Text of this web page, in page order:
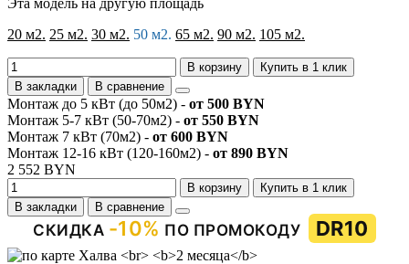
20 м2. 25 м2. 30 м2. 50 м2. 65 м2. 90 м2. 105 м2.
В корзину
Купить в 1 клик
В закладки
В сравнение
Монтаж до 5 кВт (до 50м2) - от 500 BYN
Монтаж 5-7 кВт (50-70м2) - от 550 BYN
Монтаж 7 кВт (70м2) - от 600 BYN
Монтаж 12-16 кВт (120-160м2) - от 890 BYN
2 552 BYN
В корзину
Купить в 1 клик
В закладки
В сравнение
СКИДКА -10% ПО ПРОМОКОДУ DR10